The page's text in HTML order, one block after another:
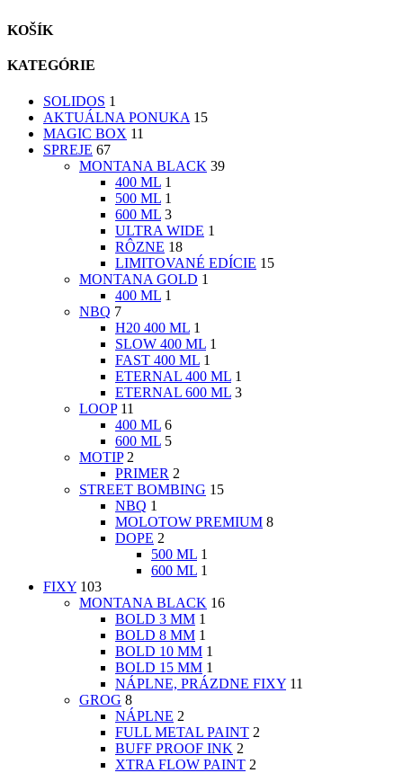
KOŠÍK
KATEGÓRIE
SOLIDOS 1
AKTUÁLNA PONUKA 15
MAGIC BOX 11
SPREJE 67
MONTANA BLACK 39
400 ML 1
500 ML 1
600 ML 3
ULTRA WIDE 1
RÔZNE 18
LIMITOVANÉ EDÍCIE 15
MONTANA GOLD 1
400 ML 1
NBQ 7
H20 400 ML 1
SLOW 400 ML 1
FAST 400 ML 1
ETERNAL 400 ML 1
ETERNAL 600 ML 3
LOOP 11
400 ML 6
600 ML 5
MOTIP 2
PRIMER 2
STREET BOMBING 15
NBQ 1
MOLOTOW PREMIUM 8
DOPE 2
500 ML 1
600 ML 1
FIXY 103
MONTANA BLACK 16
BOLD 3 MM 1
BOLD 8 MM 1
BOLD 10 MM 1
BOLD 15 MM 1
NÁPLNE, PRÁZDNE FIXY 11
GROG 8
NÁPLNE 2
FULL METAL PAINT 2
BUFF PROOF INK 2
XTRA FLOW PAINT 2